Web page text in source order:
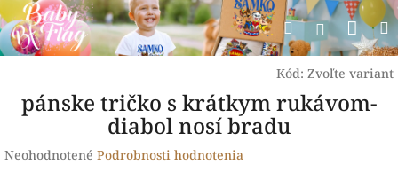
Prejsť
na
obsah
Hľadať
Kód: Zvoľte variant
pánske tričko s krátkym rukávom-
diabol nosí bradu
Priemerné
Neohodnotené Podrobnosti hodnotenia